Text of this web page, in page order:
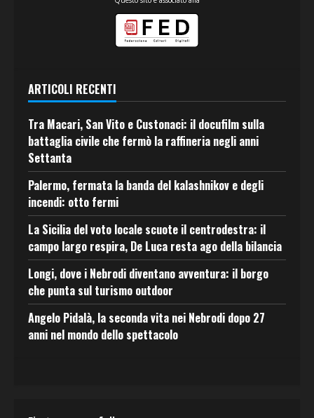
ARTICOLI RECENTI
Tra Macari, San Vito e Custonaci: il docufilm sulla
battaglia civile che fermò la raffineria negli anni
Settanta
Palermo, fermata la banda del kalashnikov e degli
incendi: otto fermi
La Sicilia del voto locale scuote il centrodestra: il
campo largo respira, De Luca resta ago della bilancia
Longi, dove i Nebrodi diventano avventura: il borgo
che punta sul turismo outdoor
Angelo Pidalà, la seconda vita nei Nebrodi dopo 27
anni nel mondo dello spettacolo